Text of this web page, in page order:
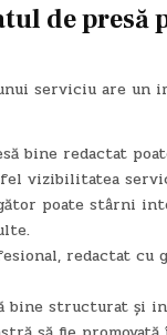
de presă
serviciu are un
bine redactat
vizibilitatea
poate stârni
redactat
bine structurat și